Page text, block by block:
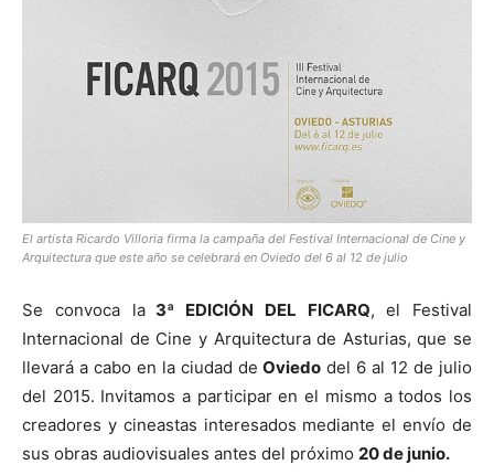
El artista Ricardo Villoria firma la campaña del Festival Internacional de Cine y
Arquitectura que este año se celebrará en Oviedo del 6 al 12 de julio
Se convoca la3ª EDICIÓN DEL FICARQ, el Festival
Internacional de Cine y Arquitectura de Asturias, que se
llevará a cabo en la ciudad de Oviedo del 6 al 12 de julio
del 2015. Invitamos a participar en el mismo a todos los
creadores y cineastas interesados mediante el envío de
sus obras audiovisuales antes del próximo 20 de junio.